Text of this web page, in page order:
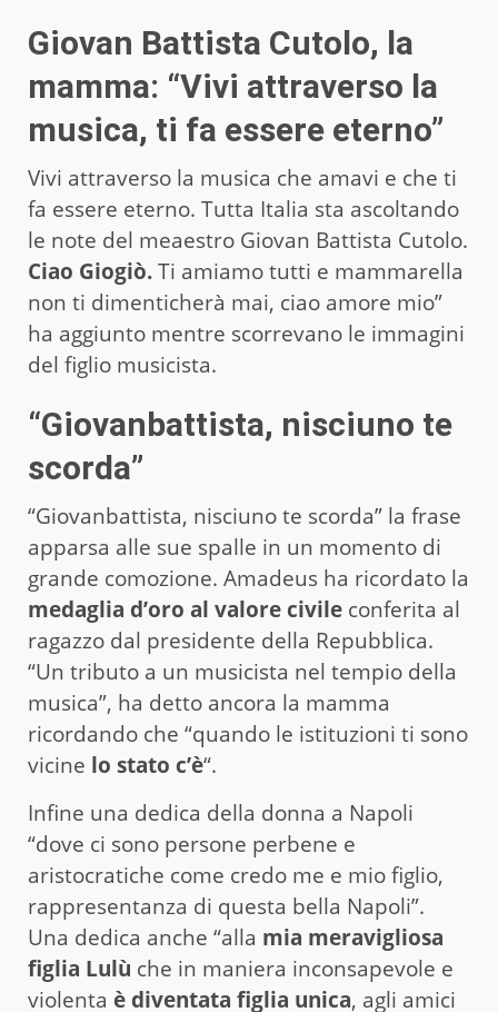
Giovan Battista Cutolo, la
mamma: “Vivi attraverso la
musica, ti fa essere eterno”
Vivi attraverso la musica che amavi e che ti
fa essere eterno. Tutta Italia sta ascoltando
le note del meaestro Giovan Battista Cutolo.
Ciao Giogiò.Ti amiamo tutti e mammarella
non ti dimenticherà mai, ciao amore mio”
ha aggiunto mentre scorrevano le immagini
del figlio musicista.
“Giovanbattista, nisciuno te
scorda”
“Giovanbattista, nisciuno te scorda” la frase
apparsa alle sue spalle in un momento di
grande comozione. Amadeus ha ricordato la
medaglia d’oro al valore civile conferita al
ragazzo dal presidente della Repubblica.
“Un tributo a un musicista nel tempio della
musica”, ha detto ancora la mamma
ricordando che “quando le istituzioni ti sono
vicine lo stato c’è“.
Infine una dedica della donna a Napoli
“dove ci sono persone perbene e
aristocratiche come credo me e mio figlio,
rappresentanza di questa bella Napoli”.
Una dedica anche “alla mia meravigliosa
figlia Lulù che in maniera inconsapevole e
violenta è diventata figlia unica, agli amici